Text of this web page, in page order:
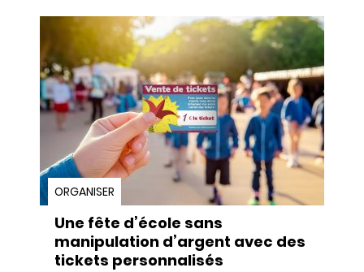
ORGANISER
Une fête d’école sans
manipulation d’argent avec des
tickets personnalisés